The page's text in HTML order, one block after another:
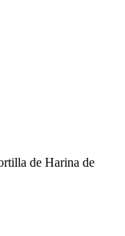
de Harina de